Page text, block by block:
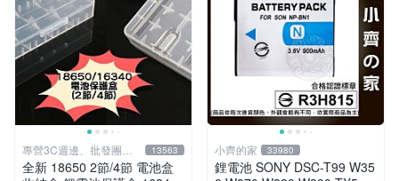
專營3C週邊、批發團購
優勢價←
13563
全新 18650 2節/4節 電池盒
小齊的家 33980
鋰電池 SONY DSC-T99 W35